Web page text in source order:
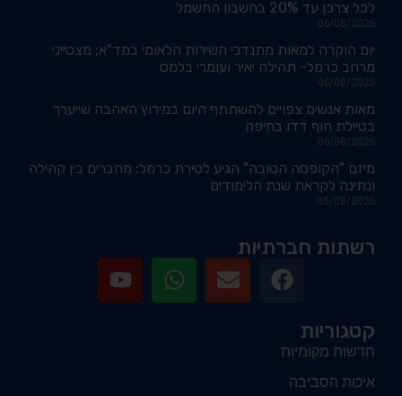
לכל צרכן עד 20% בחשבון החשמל
06/08/2026
יום הוקרה למאות מתנדבי השירות הלאומי במד"א; מצטייני
מרחב כרמל- תהילה יאיר ועומרי בלמס
06/08/2026
מאות אנשים צפויים להשתתף היום במירוץ האהבה שייערך
בטיילת חוף דדו בחיפה
06/08/2026
מיזם "הקופסה הטובה" הגיע לטירת כרמל: מחברים בין קהילה
ונתינה לקראת שנת הלימודים
05/08/2026
רשתות חברתיות
קטגוריות
חדשות מקומיות
איכות הסביבה